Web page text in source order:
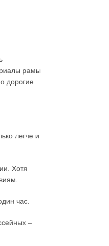
рамы
дорогие
легче и
Хотя
час.
–